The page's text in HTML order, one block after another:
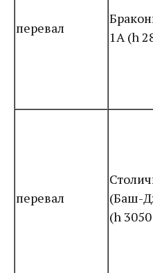
перевал
1А (h
перевал
(Баш-
(h